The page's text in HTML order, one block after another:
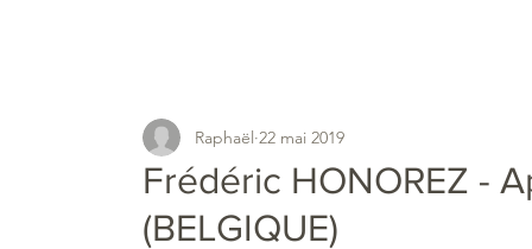
Frédéric HONOREZ -
(BELGIQUE)
Raphaël 22 mai 2019